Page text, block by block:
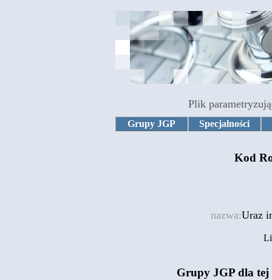
Plik
Grupy JGP Specjalności
Kod
nazwa:Uraz
Grupy JGP dla